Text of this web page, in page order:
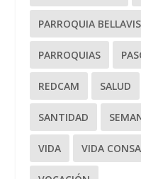
PARROQUIA
PARROQUIAS
REDCAM SALUD
SANTIDAD
VIDA VIDA